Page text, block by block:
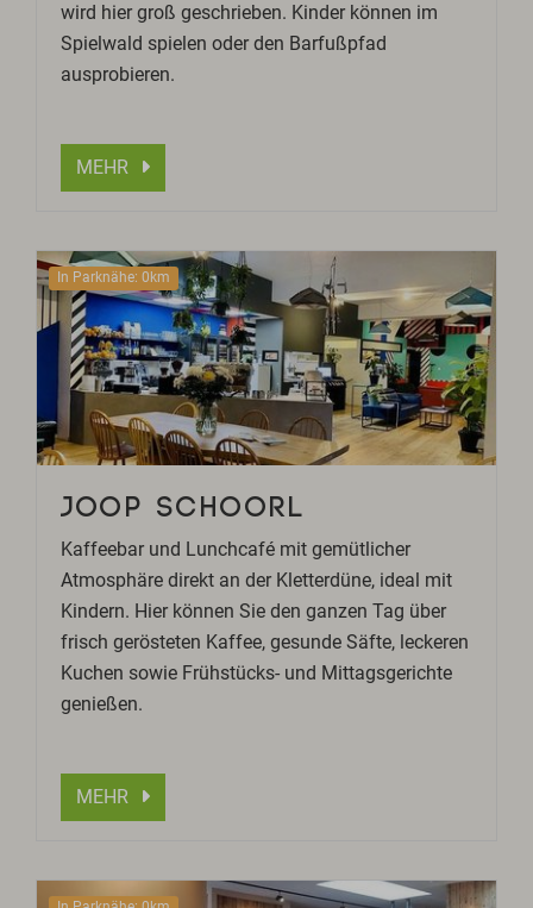
wird hier groß geschrieben. Kinder können im
Spielwald spielen oder den Barfußpfad
ausprobieren.
MEHR
In Parknähe: 0km
JOOP SCHOORL
Kaffeebar und Lunchcafé mit gemütlicher
Atmosphäre direkt an der Kletterdüne, ideal mit
Kindern. Hier können Sie den ganzen Tag über
frisch gerösteten Kaffee, gesunde Säfte, leckeren
Kuchen sowie Frühstücks- und Mittagsgerichte
genießen.
MEHR